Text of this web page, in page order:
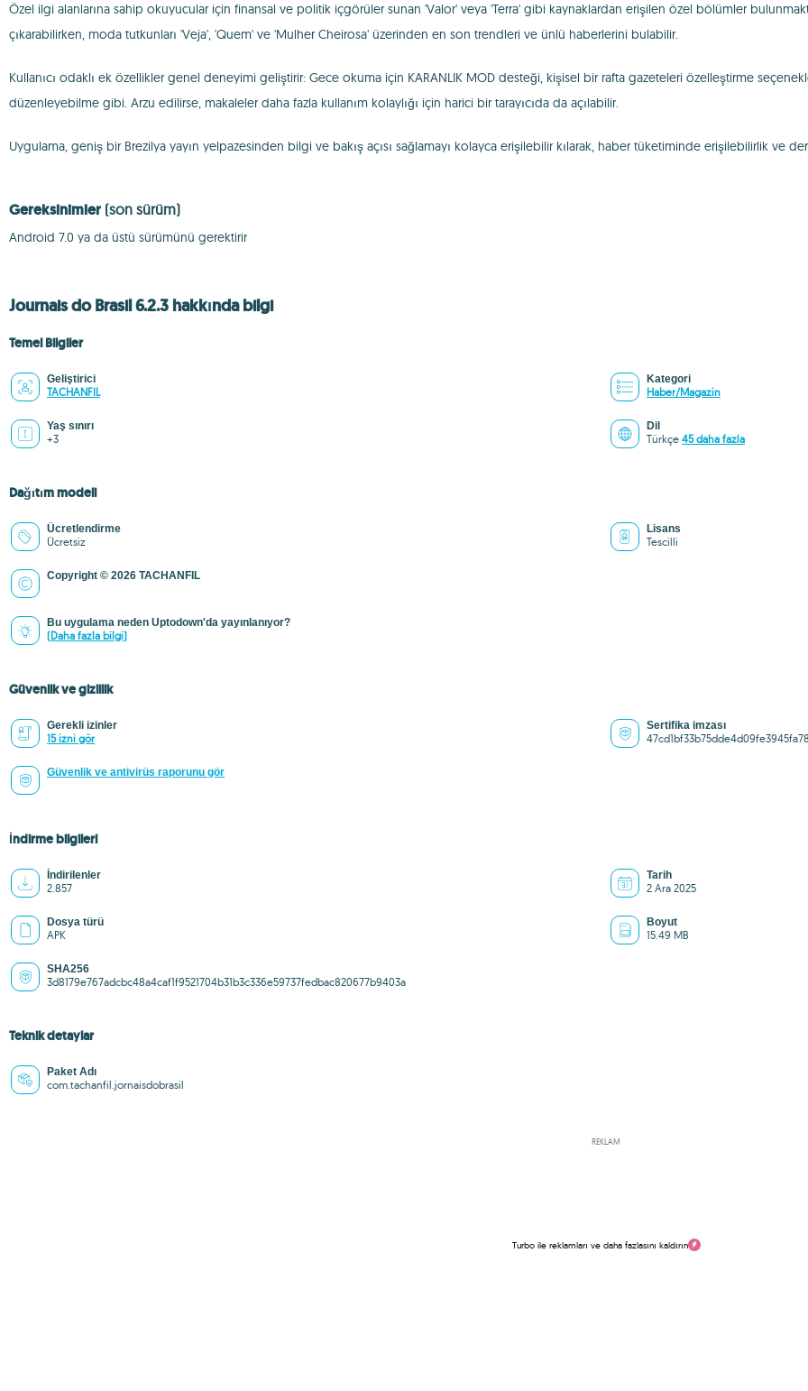
Özel ilgi alanlarına sahip okuyucular için finansal ve politik içgörüler sunan 'Valor' veya 'Terra' gibi kaynaklardan erişilen özel bölümler
çıkarabilirken, moda tutkunları 'Veja', 'Quem' ve 'Mulher Cheirosa' üzerinden en son trendleri ve ünlü haberlerini bulabilir.
Kullanıcı odaklı ek özellikler genel deneyimi geliştirir: Gece okuma için KARANLIK MOD desteği, kişisel bir rafta gazeteleri özelleştirme
düzenleyebilme gibi. Arzu edilirse, makaleler daha fazla kullanım kolaylığı için harici bir tarayıcıda da açılabilir.
Uygulama, geniş bir Brezilya yayın yelpazesinden bilgi ve bakış açısı sağlamayı kolayca erişilebilir kılarak, haber tüketiminde erişilebilirlik ve
Gereksinimler (son sürüm)
Android 7.0 ya da üstü sürümünü gerektirir
Journais do Brasil 6.2.3 hakkında bilgi
Temel Bilgiler
Geliştirici
TACHANFIL
Kategori
Haber/Magazin
Yaş sınırı
+3
Dil
Türkçe 45 daha fazla
Dağıtım modeli
Ücretlendirme
Ücretsiz
Lisans
Tescilli
Copyright © 2026 TACHANFIL
Bu uygulama neden Uptodown'da yayınlanıyor?
(Daha fazla bilgi)
Güvenlik ve gizlilik
Gerekli izinler
15 izni gör
Sertifika imzası
Güvenlik ve antivirüs raporunu gör
İndirme bilgileri
İndirilenler
2.857
Tarih
2 Ara 2025
Dosya türü
APK
Boyut
15.49 MB
SHA256
3d8179e767adcbc48a4caf1f9521704b31b3c336e59737fedbac820677b9403a
Teknik detaylar
Paket Adı
com.tachanfil.jornaisdobrasil
REKLAM
Turbo ile reklamları ve daha fazlasını kaldırın